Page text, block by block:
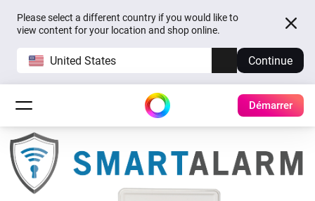
Please select a different country if you would like to
view content for your location and shop online.
United States Continue
Démarrer